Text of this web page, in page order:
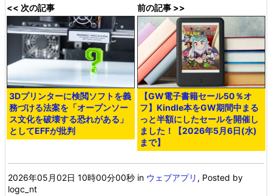
<< 次の記事
3Dプリンターに検閲ソフトを義
務づける法案を「オープンソー
ス文化を破壊する恐れがある」
としてEFFが批判
前の記事 >>
【GW電子書籍セール50％オ
フ】Kindle本をGW期間中まる
っと半額にしたセールを開催し
ました！【2026年5月6日(水)
まで】
2026年05月02日 10時00分00秒 in ウェブアプリ , Posted by
logc_nt